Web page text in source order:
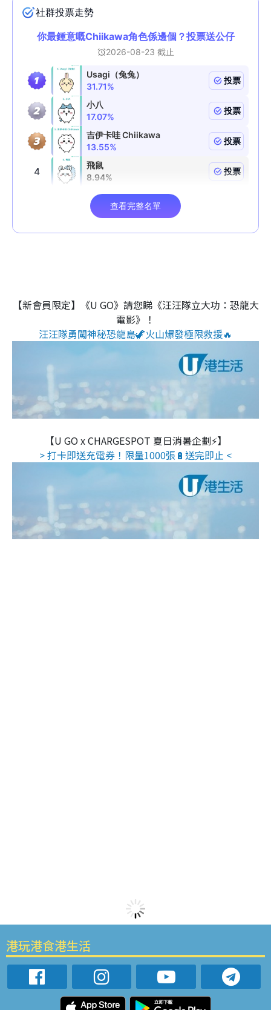
【新會員限定】《U GO》請您睇《汪汪隊立大功：恐龍大
電影》！
汪汪隊勇闖神秘恐龍島🦖火山爆發極限救援🔥
【U GO x CHARGESPOT 夏日消暑企劃⚡】
> 打卡即送充電券！限量1000張🔋送完即止 <
港玩港食港生活